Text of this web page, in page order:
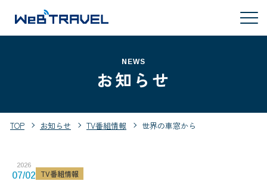
NEWS
お知らせ
TOP お知らせ TV番組情報 世界の車窓から
2026
07/02 TV番組情報